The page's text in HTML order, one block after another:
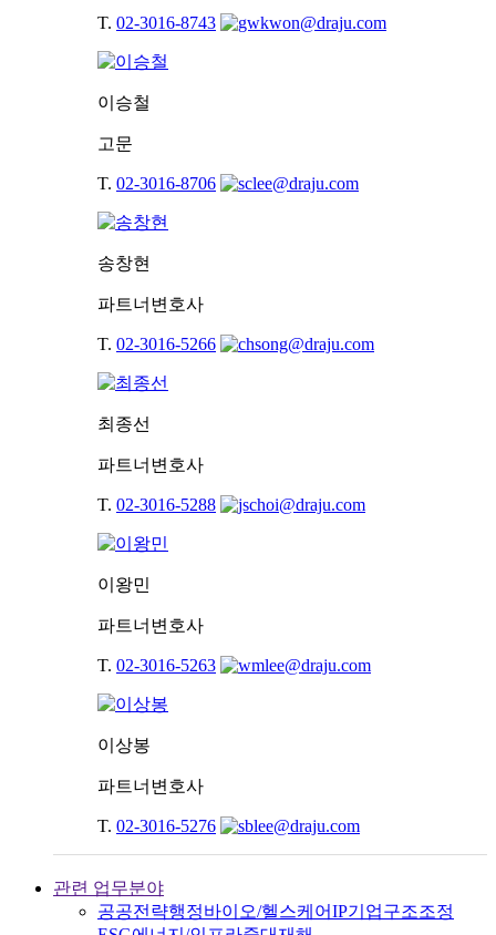
T. 02-3016-8743
이승철
고문
T. 02-3016-8706
송창현
파트너변호사
T. 02-3016-5266
최종선
파트너변호사
T. 02-3016-5288
이왕민
파트너변호사
T. 02-3016-5263
이상봉
파트너변호사
T. 02-3016-5276
관련 업무분야
공공전략행정바이오/헬스케어IP기업구조조정